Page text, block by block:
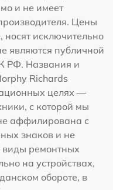
и не имеет
Цены
носят исключительно
являются публичной
РФ. Названия и
Richards
целях —
с которой мы
аффилирована с
знаков и не
виды ремонтных
на устройствах,
обороте, в